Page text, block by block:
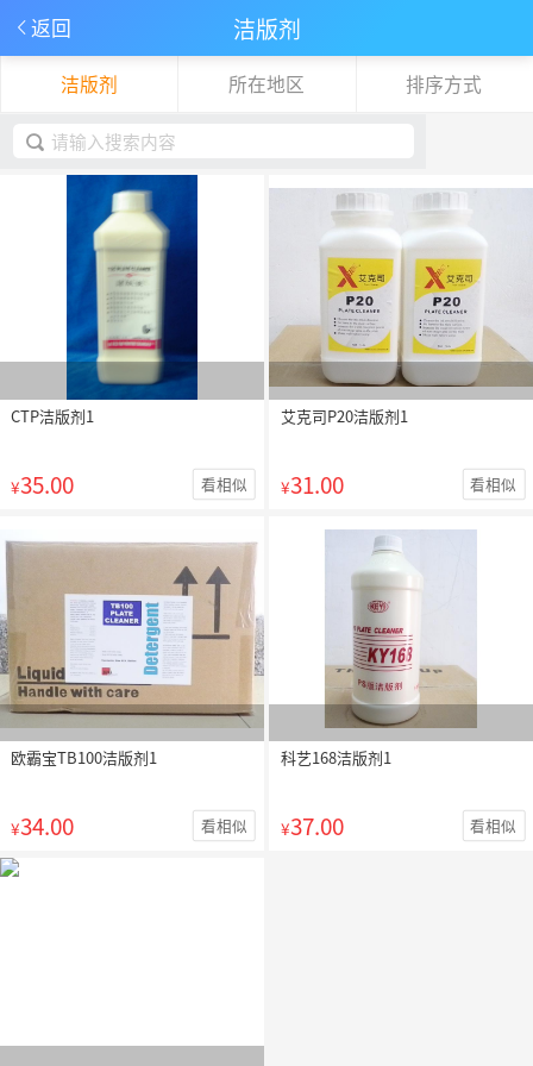
返回 洁版剂
洁版剂 所在地区 排序方式
下拉刷新
CTP洁版剂1
¥35.00 看相似
艾克司P20洁版剂1
¥31.00 看相似
欧霸宝TB100洁版剂1
¥34.00 看相似
科艺168洁版剂1
¥37.00 看相似